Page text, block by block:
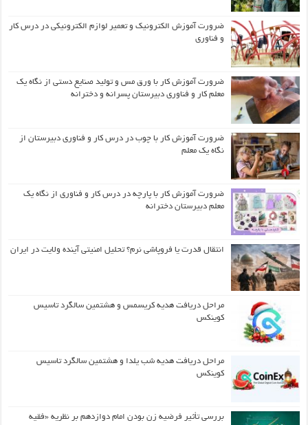
ضرورت آموزش الکترونیک و تعمیر لوازم الکترونیکی در درس کار
و فناوری
ضرورت آموزش کار با ورق مس و تولید صنایع دستی از نگاه یک
معلم کار و فناوری دبیرستان پسرانه و دخترانه
ضرورت آموزش کار با چوب در درس کار و فناوری دبیرستان از
نگاه یک معلم
ضرورت آموزش کار با پارچه در درس کار و فناوری از نگاه یک
معلم دبیرستان دخترانه
انتقال قدرت یا فروپاشی نرم؟ تحلیل امنیتی آینده ولایت در ایران
مراحل دریافت هدیه کریسمس و هشتمین سالگرد تاسیس
کوینکس
مراحل دریافت هدیه شب یلدا و هشتمین سالگرد تاسیس
کوینکس
بررسی تأثیر فرضیه زن بودن امام دوازدهم بر نظریه «فقیه